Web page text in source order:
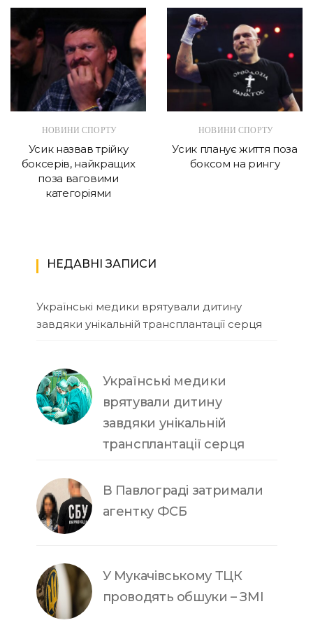
НОВИНИ СПОРТУ
Усик назвав трійку
боксерів, найкращих
поза ваговими
категоріями
НОВИНИ СПОРТУ
Усик планує життя поза
боксом на рингу
НЕДАВНІ ЗАПИСИ
Українські медики врятували дитину
завдяки унікальній трансплантації серця
Українські медики
врятували дитину
завдяки унікальній
трансплантації серця
В Павлограді затримали
агентку ФСБ
У Мукачівському ТЦК
проводять обшуки – ЗМІ